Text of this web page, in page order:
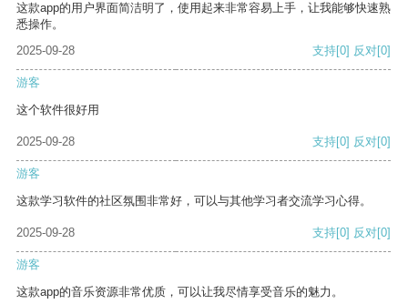
这款app的用户界面简洁明了，使用起来非常容易上手，让我能够快速熟
悉操作。
2025-09-28
支持[0] 反对[0]
游客
这个软件很好用
2025-09-28 支持[0] 反对[0]
游客
这款学习软件的社区氛围非常好，可以与其他学习者交流学习心得。
2025-09-28 支持[0] 反对[0]
游客
这款app的音乐资源非常优质，可以让我尽情享受音乐的魅力。